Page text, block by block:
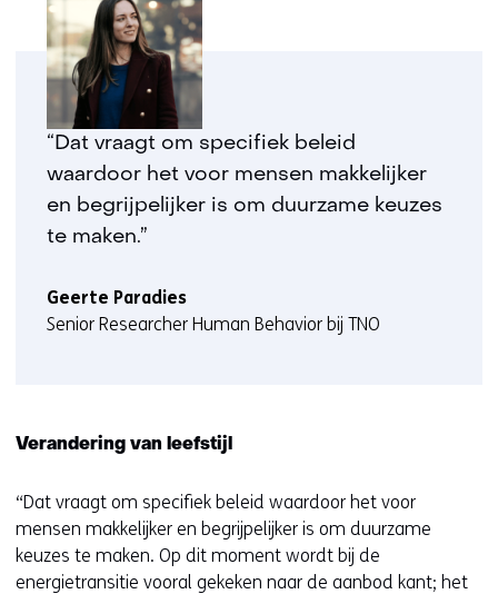
“Dat vraagt om specifiek beleid
waardoor het voor mensen makkelijker
en begrijpelijker is om duurzame keuzes
te maken.”
Geerte Paradies
Senior Researcher Human Behavior bij TNO
Verandering van leefstijl
“Dat vraagt om specifiek beleid waardoor het voor
mensen makkelijker en begrijpelijker is om duurzame
keuzes te maken. Op dit moment wordt bij de
energietransitie vooral gekeken naar de aanbod kant; het